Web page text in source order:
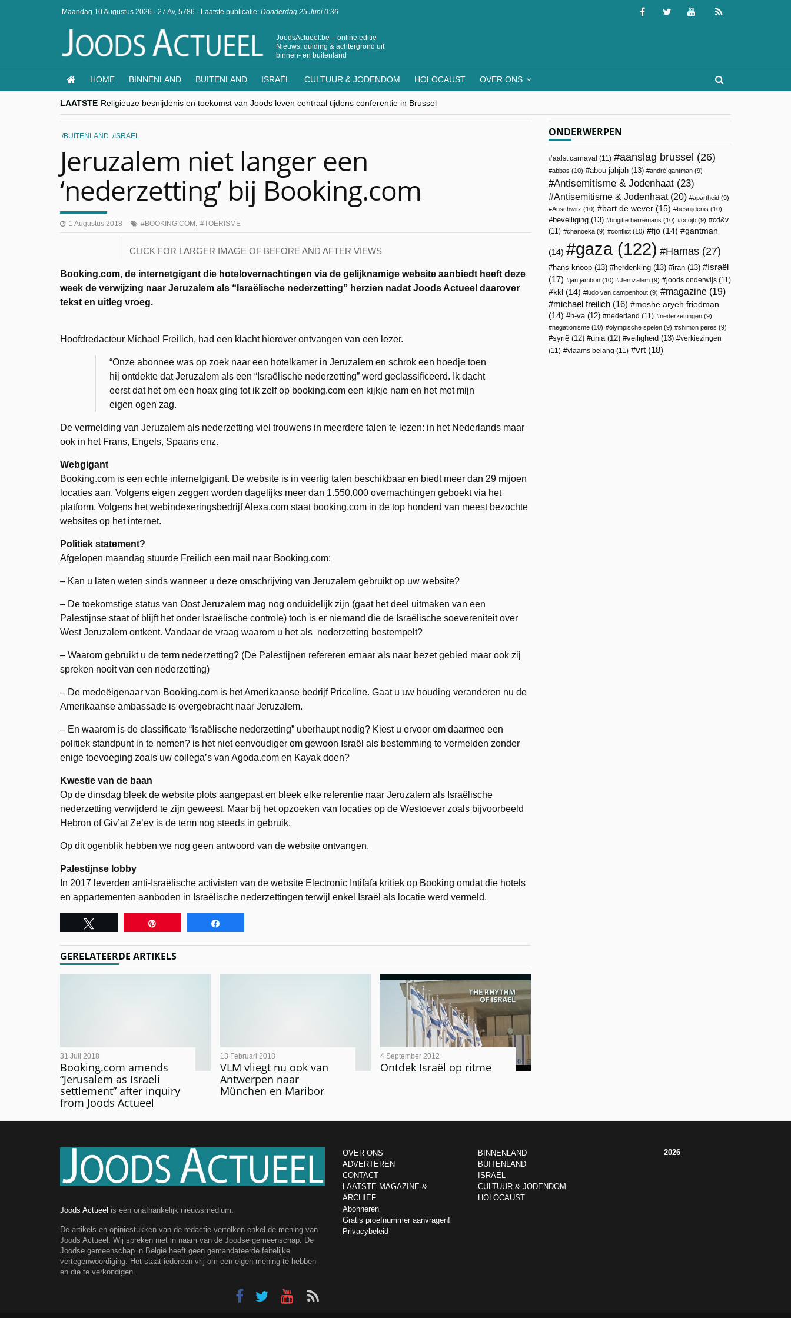
Maandag 10 Augustus 2026 · 27 Av, 5786 · Laatste publicatie: Donderdag 25 Juni 0:36
JoodsActueel.be – online editie
Nieuws, duiding & achtergrond uit
binnen- en buitenland
HOME BINNENLAND BUITENLAND ISRAËL CULTUUR & JODENDOM HOLOCAUST OVER ONS
LAATSTE Religieuze besnijdenis en toekomst van Joods leven centraal tijdens conferentie in Brussel
“Besnijdenisdebat toont hoe moeilijk seculiere Westen minderheden begrijpt”, Jinnih Beels (Vooruit)
CITYTRIP | ROEMENIË – Boekarest: de verrassing van Oost-Europa
“Vandaag zit elke Jood in België op de beklaagdenbank”
BUITENLAND ISRAËL
Jeruzalem niet langer een
‘nederzetting’ bij Booking.com
1 Augustus 2018 BOOKING.COM, TOERISME
CLICK FOR LARGER IMAGE OF BEFORE AND AFTER VIEWS
Booking.com, de internetgigant die hotelovernachtingen via de gelijknamige website aanbiedt heeft deze
week de verwijzing naar Jeruzalem als “Israëlische nederzetting” herzien nadat Joods Actueel daarover
tekst en uitleg vroeg.
Hoofdredacteur Michael Freilich, had een klacht hierover ontvangen van een lezer.
“Onze abonnee was op zoek naar een hotelkamer in Jeruzalem en schrok een hoedje toen
hij ontdekte dat Jeruzalem als een “Israëlische nederzetting” werd geclassificeerd. Ik dacht
eerst dat het om een hoax ging tot ik zelf op booking.com een kijkje nam en het met mijn
eigen ogen zag.
De vermelding van Jeruzalem als nederzetting viel trouwens in meerdere talen te lezen: in het Nederlands maar
ook in het Frans, Engels, Spaans enz.
Webgigant
Booking.com is een echte internetgigant. De website is in veertig talen beschikbaar en biedt meer dan 29 mijoen
locaties aan. Volgens eigen zeggen worden dagelijks meer dan 1.550.000 overnachtingen geboekt via het
platform. Volgens het webindexeringsbedrijf Alexa.com staat booking.com in de top honderd van meest bezochte
websites op het internet.
Politiek statement?
Afgelopen maandag stuurde Freilich een mail naar Booking.com:
– Kan u laten weten sinds wanneer u deze omschrijving van Jeruzalem gebruikt op uw website?
– De toekomstige status van Oost Jeruzalem mag nog onduidelijk zijn (gaat het deel uitmaken van een
Palestijnse staat of blijft het onder Israëlische controle) toch is er niemand die de Israëlische soevereniteit over
West Jeruzalem ontkent. Vandaar de vraag waarom u het als nederzetting bestempelt?
– Waarom gebruikt u de term nederzetting? (De Palestijnen refereren ernaar als naar bezet gebied maar ook zij
spreken nooit van een nederzetting)
– De medeëigenaar van Booking.com is het Amerikaanse bedrijf Priceline. Gaat u uw houding veranderen nu de
Amerikaanse ambassade is overgebracht naar Jeruzalem.
– En waarom is de classificate “Israëlische nederzetting” uberhaupt nodig? Kiest u ervoor om daarmee een
politiek standpunt in te nemen? is het niet eenvoudiger om gewoon Israël als bestemming te vermelden zonder
enige toevoeging zoals uw collega’s van Agoda.com en Kayak doen?
Kwestie van de baan
Op de dinsdag bleek de website plots aangepast en bleek elke referentie naar Jeruzalem als Israëlische
nederzetting verwijderd te zijn geweest. Maar bij het opzoeken van locaties op de Westoever zoals bijvoorbeeld
Hebron of Giv’at Ze’ev is de term nog steeds in gebruik.
Op dit ogenblik hebben we nog geen antwoord van de website ontvangen.
Palestijnse lobby
In 2017 leverden anti-Israëlische activisten van de website Electronic Intifafa kritiek op Booking omdat die hotels
en appartementen aanboden in Israëlische nederzettingen terwijl enkel Israël als locatie werd vermeld.
GERELATEERDE ARTIKELS
Booking.com amends
“Jerusalem as Israeli
settlement” after inquiry
from Joods Actueel
31 Juli 2018
VLM vliegt nu ook van
Antwerpen naar
München en Maribor
13 Februari 2018
Ontdek Israël op ritme
4 September 2012
ONDERWERPEN
aalst carnaval (11) aanslag brussel (26)
abbas (10) abou jahjah (13) andré gantman (9)
Antisemitisme & Jodenhaat (23)
Antisemitisme & Jodenhaat(20) apartheid (9)
Auschwitz (10) bart de wever (15) besnijdenis (10)
beveiliging (13) brigitte herremans (10) ccojb (9)
cd&v
(11)
chanoeka (9) conflict (10) fjo (14) gantman
(14) gaza(122) Hamas (27)
hans knoop (13) herdenking (13) iran (13)
Israël
(17)
jan jambon (10) Jeruzalem (9) joods onderwijs (11)
kkl (14) ludo van campenhout (9) magazine (19)
michael freilich (16)
moshe aryeh friedman
(14)
n-va(12) nederland (11) nederzettingen (9)
negationisme (10) olympische spelen (9) shimon peres (9)
syrië (12) unia(12) veiligheid (13)
verkiezingen
(11)
vlaams belang (11) vrt (18)
Joods Actueel is een onafhankelijk nieuwsmedium.
De artikels en opiniestukken van de redactie vertolken enkel de mening van
Joods Actueel. Wij spreken niet in naam van de Joodse gemeenschap. De
Joodse gemeenschap in België heeft geen gemandateerde feitelijke
vertegenwoordiging. Het staat iedereen vrij om een eigen mening te hebben
en die te verkondigen.
OVER ONS
ADVERTEREN
CONTACT
LAATSTE MAGAZINE &
ARCHIEF
Abonneren
Gratis proefnummer aanvragen!
Privacybeleid
BINNENLAND
BUITENLAND
ISRAËL
CULTUUR & JODENDOM
HOLOCAUST
2026